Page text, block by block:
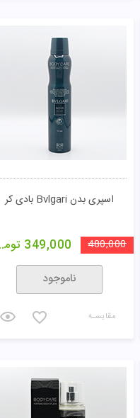
اسپری بدن Bvlgari بادی کر
480,000
349,000 تومان
ناموجود
مقایسـه